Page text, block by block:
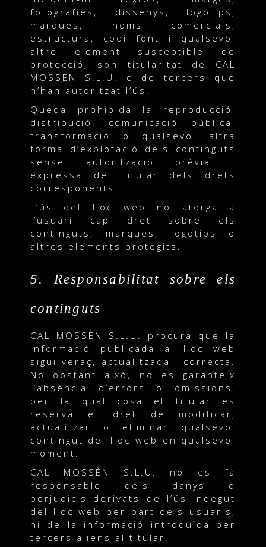
fotografies, dissenys, logotips,
marques, noms comercials,
estructura, codi font i qualsevol
altre element susceptible de
protecció, són titularitat de CAL
MOSSÈN S.L.U. o de tercers que
n’han autoritzat l’ús.
Queda prohibida la reproducció,
distribució, comunicació pública,
transformació o qualsevol altra
forma d’explotació dels continguts
sense autorització prèvia i
expressa del titular dels drets
corresponents.
L’ús del lloc web no atorga a
l’usuari cap dret sobre els
continguts, marques, logotips o
altres elements protegits.
5. Responsabilitat sobre els
continguts
CAL MOSSÈN S.L.U. procura que la
informació publicada al lloc web
sigui veraç, actualitzada i correcta.
No obstant això, no es garanteix
l’absència d’errors o omissions,
per la qual cosa el titular es
reserva el dret de modificar,
actualitzar o eliminar qualsevol
contingut del lloc web en qualsevol
moment.
CAL MOSSÈN S.L.U. no es fa
responsable dels danys o
perjudicis derivats de l’ús indegut
del lloc web per part dels usuaris,
ni de la informació introduïda per
tercers aliens al titular.